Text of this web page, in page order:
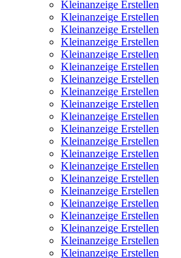
Kleinanzeige Erstellen
Kleinanzeige Erstellen
Kleinanzeige Erstellen
Kleinanzeige Erstellen
Kleinanzeige Erstellen
Kleinanzeige Erstellen
Kleinanzeige Erstellen
Kleinanzeige Erstellen
Kleinanzeige Erstellen
Kleinanzeige Erstellen
Kleinanzeige Erstellen
Kleinanzeige Erstellen
Kleinanzeige Erstellen
Kleinanzeige Erstellen
Kleinanzeige Erstellen
Kleinanzeige Erstellen
Kleinanzeige Erstellen
Kleinanzeige Erstellen
Kleinanzeige Erstellen
Kleinanzeige Erstellen
Kleinanzeige Erstellen